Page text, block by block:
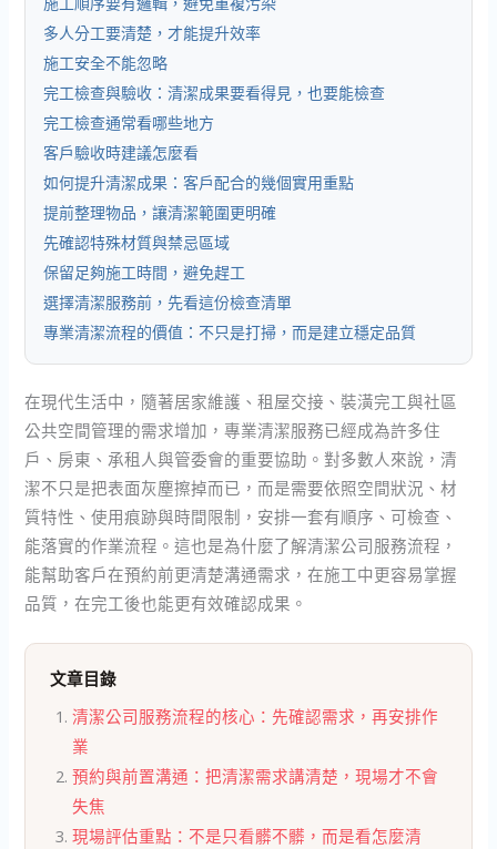
多人分工要清楚，才能提升效率
施工安全不能忽略
完工檢查與驗收：清潔成果要看得見，也要能檢查
完工檢查通常看哪些地方
客戶驗收時建議怎麼看
如何提升清潔成果：客戶配合的幾個實用重點
提前整理物品，讓清潔範圍更明確
先確認特殊材質與禁忌區域
保留足夠施工時間，避免趕工
選擇清潔服務前，先看這份檢查清單
專業清潔流程的價值：不只是打掃，而是建立穩定品質
在現代生活中，隨著居家維護、租屋交接、裝潢完工與社區
公共空間管理的需求增加，專業清潔服務已經成為許多住
戶、房東、承租人與管委會的重要協助。對多數人來說，清
潔不只是把表面灰塵擦掉而已，而是需要依照空間狀況、材
質特性、使用痕跡與時間限制，安排一套有順序、可檢查、
能落實的作業流程。這也是為什麼了解清潔公司服務流程，
能幫助客戶在預約前更清楚溝通需求，在施工中更容易掌握
品質，在完工後也能更有效確認成果。
文章目錄
清潔公司服務流程的核心：先確認需求，再安排作
業
預約與前置溝通：把清潔需求講清楚，現場才不會
失焦
現場評估重點：不是只看髒不髒，而是看怎麼清